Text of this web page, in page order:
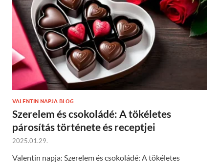
VALENTIN NAPJA BLOG
Szerelem és csokoládé: A tökéletes
párosítás története és receptjei
2025.01.29.
Valentin napja: Szerelem és csokoládé: A tökéletes